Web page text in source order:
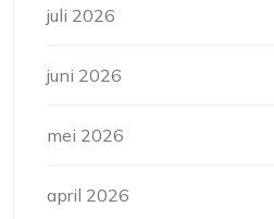
juli 2026
juni 2026
mei 2026
april 2026